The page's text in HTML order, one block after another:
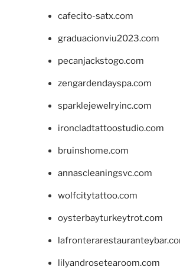
cafecito-satx.com
graduacionviu2023.com
pecanjackstogo.com
zengardendayspa.com
sparklejewelryinc.com
ironcladtattoostudio.com
bruinshome.com
annascleaningsvc.com
wolfcitytattoo.com
oysterbayturkeytrot.com
lilyandrosetearoom.com